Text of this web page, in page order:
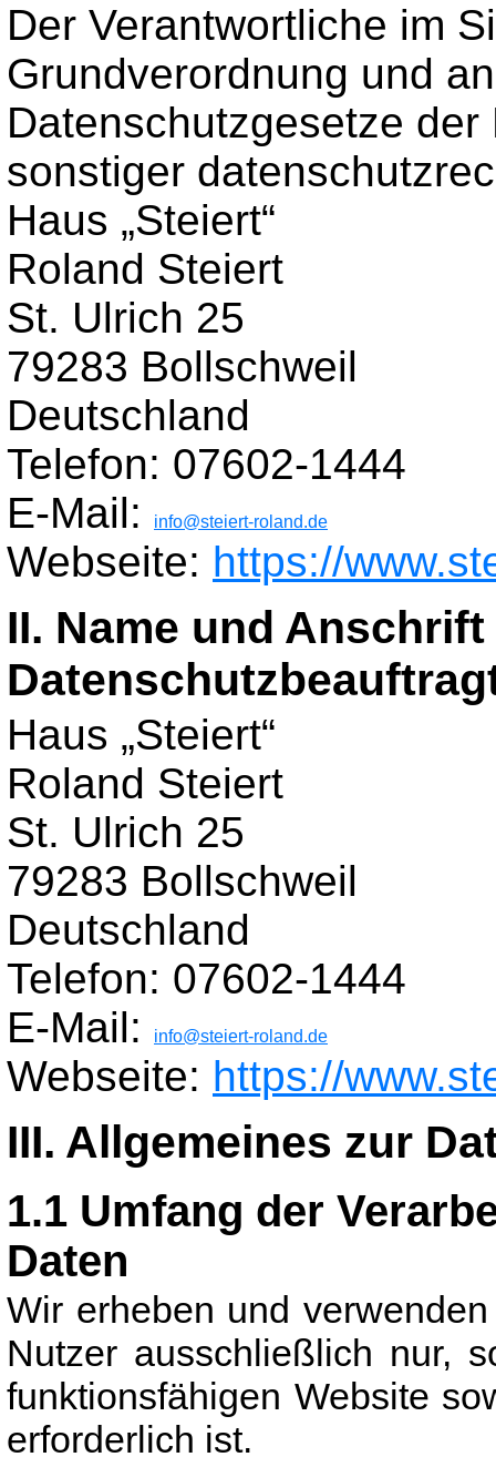
Der Verantwortliche im
Grundverordnung und
Datenschutzgesetze
sonstiger
Haus „Steiert“
Roland Steiert
St. Ulrich 25
79283 Bollschweil
Deutschland
Telefon: 07602-1444
E-Mail:
info@steiert-roland.de
Webseite: https://
II. Name und
Haus „Steiert“
Roland Steiert
St. Ulrich 25
79283 Bollschweil
Deutschland
Telefon: 07602-1444
E-Mail:
info@steiert-roland.de
Webseite: https://
III. Allgemeines zur
1.1 Umfang der
Daten
Wir erheben und
Nutzer ausschließlich nur,
funktionsfähigen Website
erforderlich ist.